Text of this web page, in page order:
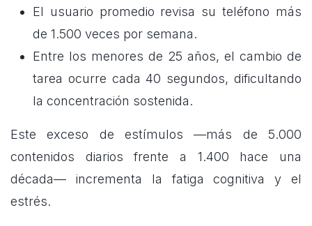
El usuario promedio revisa su teléfono más
de 1.500 veces por semana.
Entre los menores de 25 años, el cambio de
tarea ocurre cada 40 segundos, dificultando
la concentración sostenida.
Este exceso de estímulos —más de 5.000
contenidos diarios frente a 1.400 hace una
década— incrementa la fatiga cognitiva y el
estrés.